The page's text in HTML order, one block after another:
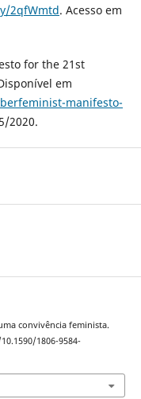
2qfWmtd. Acesso em
for the 21st
em
manifesto-
2020.
convivência feminista.
1806-9584-